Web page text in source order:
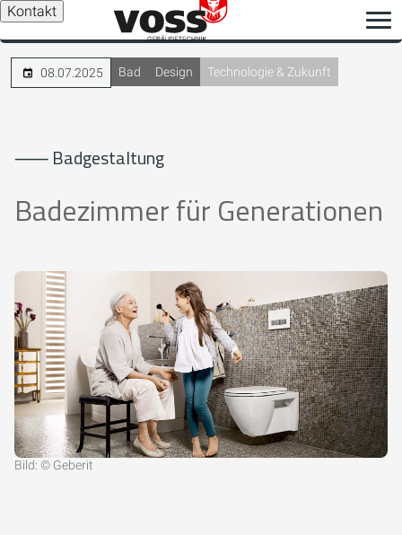
Kontakt
08.07.2025 Bad Design Technologie & Zukunft
⸺ Badgestaltung
Badezimmer für Generationen
Bild: © Geberit